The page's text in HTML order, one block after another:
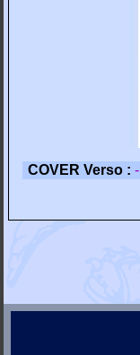
COVER Verso :